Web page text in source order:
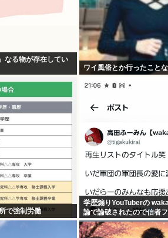
なる物が存在してい
ワイ風俗とか行ったこと
で強制労働
学歴煽りYouTuberの
論で論破されたので信者
かなす術がなくなる